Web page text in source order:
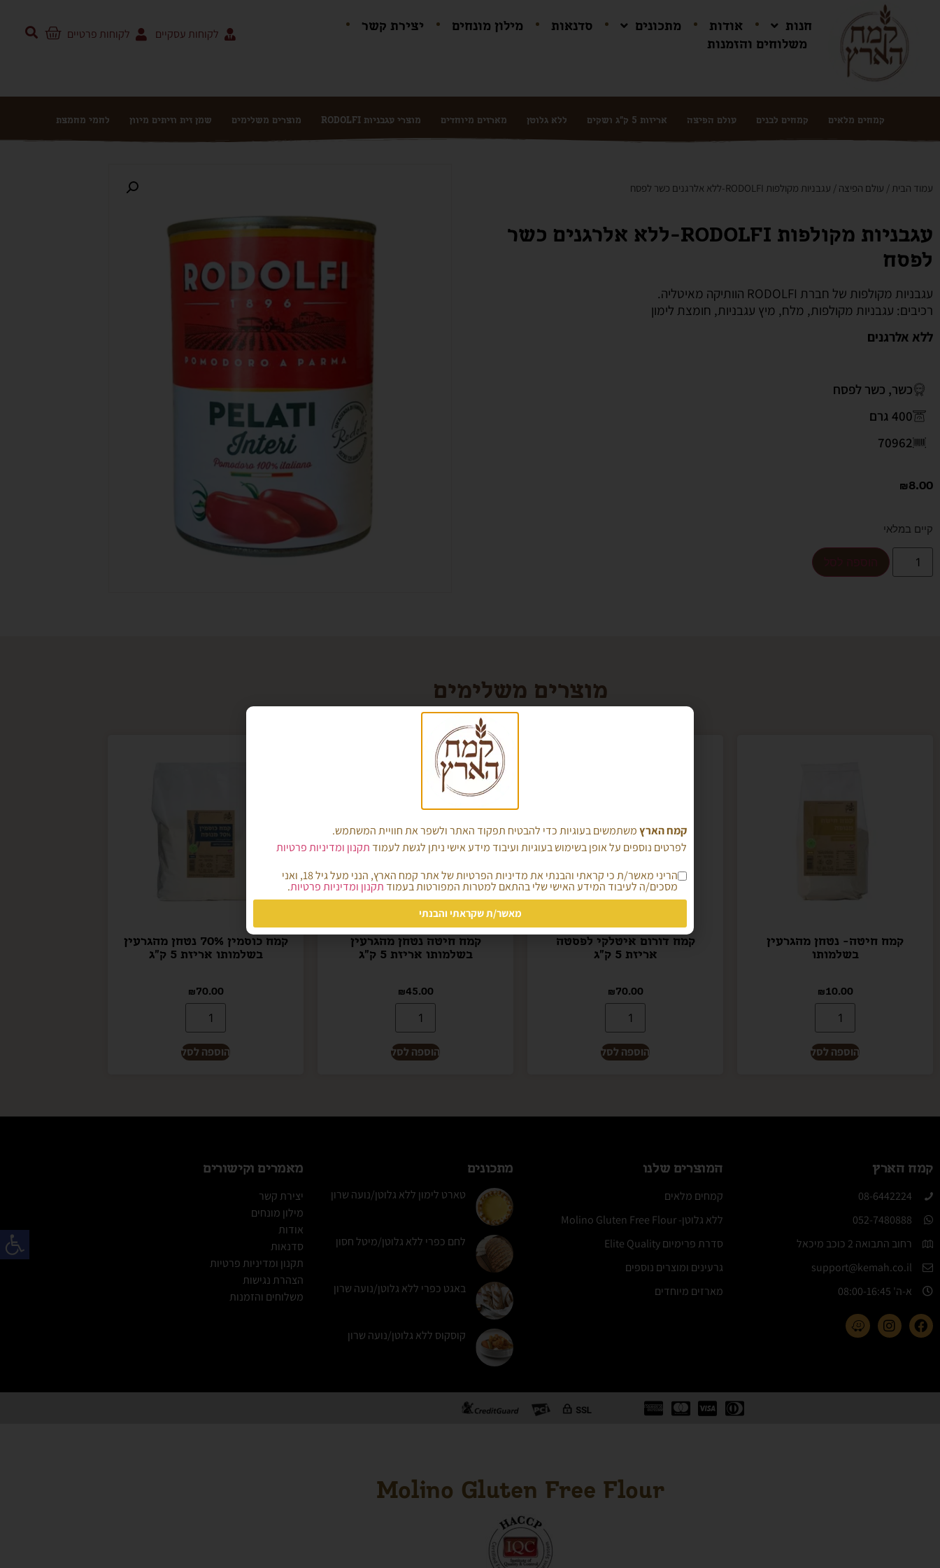
חנות אודות מתכונים סדנאות מילון מונחים
יצירת קשר
משלוחים והזמנות
לקוחות עסקיים לקוחות פרטיים
קמחים מלאים קמחים לבנים עולם הפיצה אריזות 5 ק"ג ושקים ללא גלוטן מארזים מיוחדים מוצרי עגבניות RODOLFI מוצרים משלימים שמן זית וזיתים מיוון לחמי מחמצת
עמוד הבית / עולם הפיצה / עגבניות מקולפות RODOLFI-ללא אלרגנים כשר לפסח
עגבניות מקולפות RODOLFI-ללא אלרגנים כשר
לפסח
עגבניות מקולפות של חברת RODOLFI הוותיקה מאיטליה.
רכיבים: עגבניות מקולפות, מלח, מיץ עגבניות, חומצת לימון
ללא אלרגנים
כשר, כשר לפסח
400 גרם
70962
₪8.00
קיים במלאי
מוצרים משלימים
קמח חיטה- נטחן מהגרעין
בשלמותו
₪10.00
הוספה לסל
קמח דורום איטלקי לפסטה
אריזת 5 ק"ג
₪70.00
הוספה לסל
קמח חיטה נטחן מהגרעין
בשלמותו אריזת 5 ק"ג
₪45.00
הוספה לסל
קמח כוסמין 70% נטחן מהגרעין
בשלמותו אריזת 5 ק"ג
₪70.00
הוספה לסל
קמח הארץ
08-6442224​
052-7480888
רחוב התבואה 2 כוכב מיכאל
support@kemah.co.il
א-ה' 08:00-16:45​
המוצרים שלנו
קמחים מלאים
ללא גלוטן- Molino Gluten Free Flour
סדרת פרימיום Elite Quality
גרעינים ומוצרים נוספים
מארזים מיוחדים
מתכונים
טארט לימון ללא גלוטן/נועה שרון
לחם כפרי ללא גלוטן/מיטל חסון
באגט כפרי ללא גלוטן/נועה שרון
קוסקוס ללא גלוטן/נועה שרון
מאמרים וקישורים
יצירת קשר
מילון מונחים
אודות
סדנאות
תקנון ומדיניות פרטיות
הצהרת נגישות
משלוחים והזמנות
Molino Gluten Free Flour
קמח הארץמשתמשים בעוגיות כדי להבטיח תפקוד האתר ולשפר את חוויית המשתמש.
לפרטים נוספים על אופן בשימוש בעוגיות ועיבוד מידע אישי ניתן לגשת לעמודתקנון ומדיניות פרטיות
הריני מאשר/ת כי קראתי והבנתי את מדיניות הפרטיות של אתר קמח הארץ, הנני מעל גיל 18, ואני
מסכים/ה לעיבוד המידע האישי שלי בהתאם למטרות המפורטות בעמודתקנון ומדיניות פרטיות.
מאשר/ת שקראתי והבנתי